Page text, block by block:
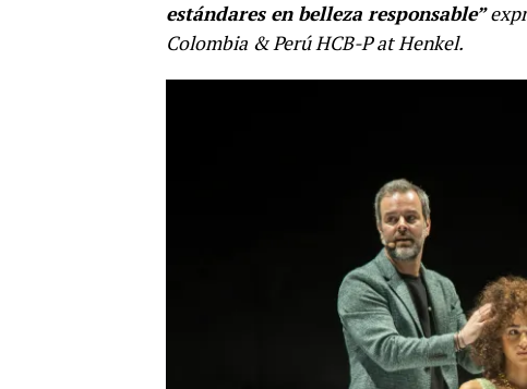
estándares en belleza responsable”
Colombia & Perú HCB-P at Henkel.